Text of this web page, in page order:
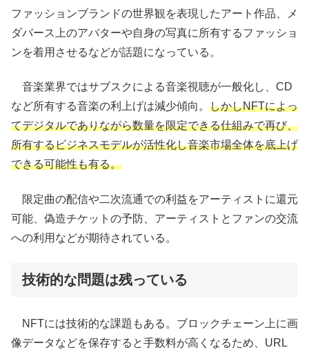
ファッションブランドの世界観を表現したアート作品、メ
ダバース上のアバターや自身の写真に所有するファッショ
ンを着用させるなどが話題になっている。
音楽業界ではサブスクによる音楽視聴が一般化し、CD
など所有する音楽の利上げは減少傾向。 しかしNFTによっ
てデジタルでありながら数量を限定できる仕組みで再び、
所有するビジネスモデルが活性化し音楽市場全体を底上げ
できる可能性も有る。
限定曲の配信や二次流通での利益をアーティストに還元
可能、偽造チケットの予防、アーティストとファンの交流
への利用などが期待されている。
技術的な問題は残っている
NFTには技術的な課題もある。ブロックチェーン上に画
像データなどを保存すると手数料が高くなるため、URL